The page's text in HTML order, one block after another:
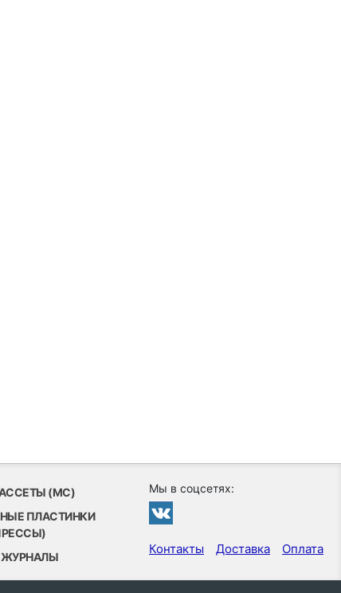
(MC)
ПЛАСТИНКИ
ЖУРНАЛЫ
Мы в соцсетях:
Контакты Доставка Оплата